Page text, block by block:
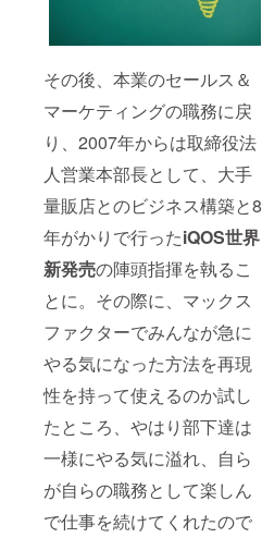
その後、本業のセールス＆
マーケティングの職務に戻
り、2007年からは取締役法
人営業本部長として、大手
量販店とのビジネス構築と8
年がかりで行ったiQOS世界
新発売の陣頭指揮を執るこ
とに。その際に、マックス
ファクターでみんなが急に
やる気になった方法を再現
性を持って使えるのか試し
たところ、やはり部下達は
一様にやる気に溢れ、自ら
が自らの職務として楽しん
で仕事を続けてくれたので